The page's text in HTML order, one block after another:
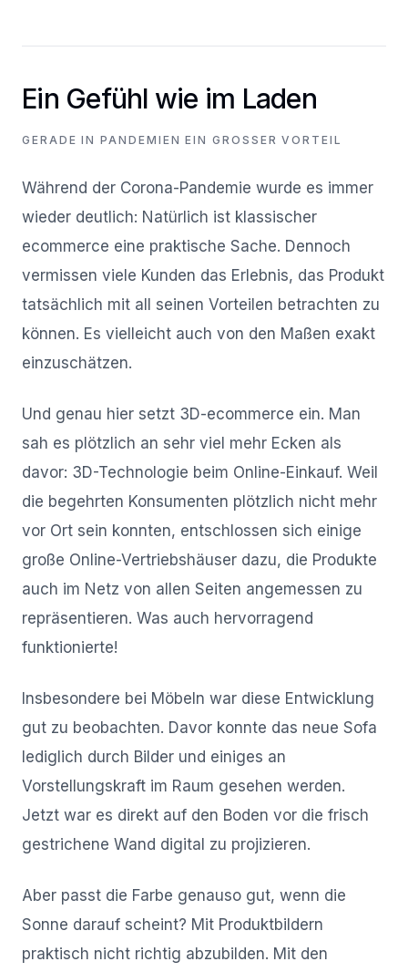
Ein Gefühl wie im Laden
GERADE IN PANDEMIEN EIN GROSSER VORTEIL
Während der Corona-Pandemie wurde es immer
wieder deutlich: Natürlich ist klassischer
ecommerce eine praktische Sache. Dennoch
vermissen viele Kunden das Erlebnis, das Produkt
tatsächlich mit all seinen Vorteilen betrachten zu
können. Es vielleicht auch von den Maßen exakt
einzuschätzen.
Und genau hier setzt 3D-ecommerce ein. Man
sah es plötzlich an sehr viel mehr Ecken als
davor: 3D-Technologie beim Online-Einkauf. Weil
die begehrten Konsumenten plötzlich nicht mehr
vor Ort sein konnten, entschlossen sich einige
große Online-Vertriebshäuser dazu, die Produkte
auch im Netz von allen Seiten angemessen zu
repräsentieren. Was auch hervorragend
funktionierte!
Insbesondere bei Möbeln war diese Entwicklung
gut zu beobachten. Davor konnte das neue Sofa
lediglich durch Bilder und einiges an
Vorstellungskraft im Raum gesehen werden.
Jetzt war es direkt auf den Boden vor die frisch
gestrichene Wand digital zu projizieren.
Aber passt die Farbe genauso gut, wenn die
Sonne darauf scheint? Mit Produktbildern
praktisch nicht richtig abzubilden. Mit den